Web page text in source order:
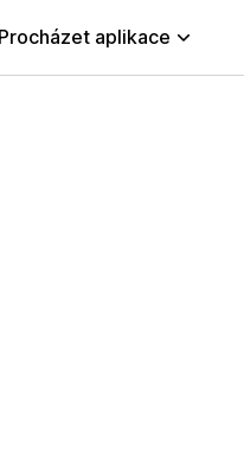
Procházet aplikace